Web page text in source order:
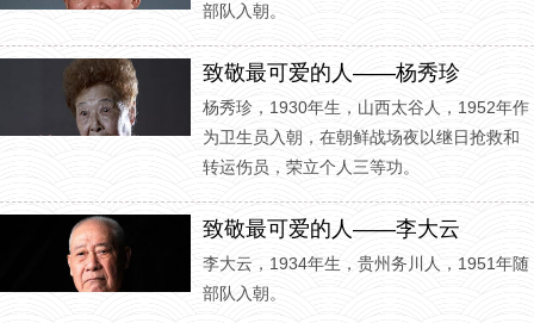
部队入朝。
致敬最可爱的人——杨秀珍
杨秀珍，1930年生，山西太谷人，1952年作
为卫生员入朝，在朝鲜战场夜以继日抢救和
转运伤员，荣立个人三等功。
致敬最可爱的人——李大云
李大云，1934年生，贵州务川人，1951年随
部队入朝。